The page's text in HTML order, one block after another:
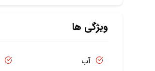
ویژگی ها
آب